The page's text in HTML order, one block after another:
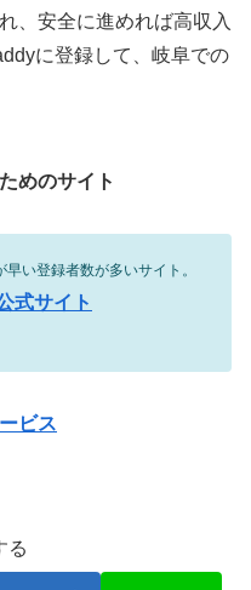
、安全に進めれば高収入
に登録して、岐阜での
めのサイト
い登録者数が多いサイト。
式サイト
ビス
る